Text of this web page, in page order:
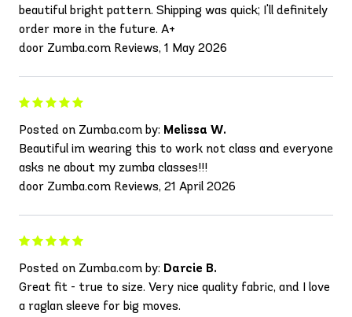
beautiful bright pattern. Shipping was quick; I'll definitely
order more in the future. A+
door Zumba.com Reviews, 1 May 2026
Posted on Zumba.com by: Melissa W.
Beautiful im wearing this to work not class and everyone
asks ne about my zumba classes!!!
door Zumba.com Reviews, 21 April 2026
Posted on Zumba.com by: Darcie B.
Great fit - true to size. Very nice quality fabric, and I love
a raglan sleeve for big moves.